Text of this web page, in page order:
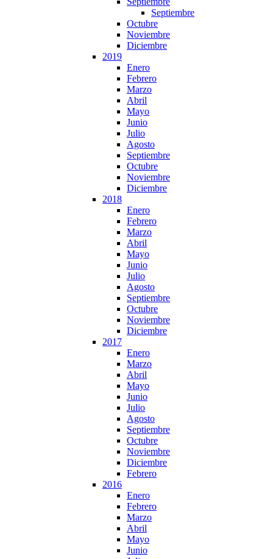
Septiembre
Octubre
Noviembre
Diciembre
2019
Enero
Febrero
Marzo
Abril
Mayo
Junio
Julio
Agosto
Septiembre
Octubre
Noviembre
Diciembre
2018
Enero
Febrero
Marzo
Abril
Mayo
Junio
Julio
Agosto
Septiembre
Octubre
Noviembre
Diciembre
2017
Enero
Marzo
Abril
Mayo
Junio
Julio
Agosto
Septiembre
Octubre
Noviembre
Diciembre
Febrero
2016
Enero
Febrero
Marzo
Abril
Mayo
Junio